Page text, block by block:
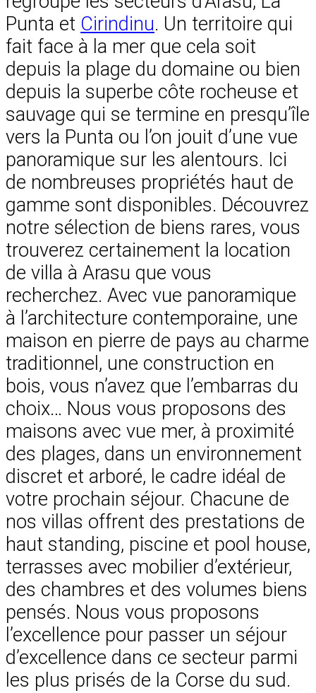
Punta et Cirindinu. Un territoire qui
fait face à la mer que cela soit
depuis la plage du domaine ou bien
depuis la superbe côte rocheuse et
sauvage qui se termine en presqu’île
vers la Punta ou l’on jouit d’une vue
panoramique sur les alentours. Ici
de nombreuses propriétés haut de
gamme sont disponibles. Découvrez
notre sélection de biens rares, vous
trouverez certainement la location
de villa à Arasu que vous
recherchez. Avec vue panoramique
à l’architecture contemporaine, une
maison en pierre de pays au charme
traditionnel, une construction en
bois, vous n’avez que l’embarras du
choix… Nous vous proposons des
maisons avec vue mer, à proximité
des plages, dans un environnement
discret et arboré, le cadre idéal de
votre prochain séjour. Chacune de
nos villas offrent des prestations de
haut standing, piscine et pool house,
terrasses avec mobilier d’extérieur,
des chambres et des volumes biens
pensés. Nous vous proposons
l’excellence pour passer un séjour
d’excellence dans ce secteur parmi
les plus prisés de la Corse du sud.